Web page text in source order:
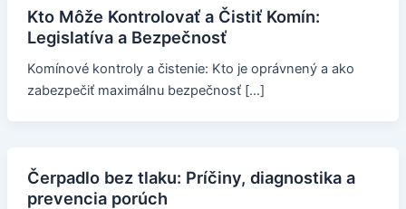
Kto Môže Kontrolovať a Čistiť Komín:
Legislatíva a Bezpečnosť
Komínové kontroly a čistenie: Kto je oprávnený a ako
zabezpečiť maximálnu bezpečnosť […]
Čerpadlo bez tlaku: Príčiny, diagnostika a
prevencia porúch